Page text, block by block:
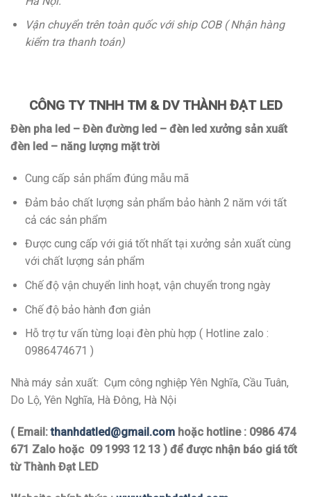
Vận chuyển trên toàn quốc với ship COB ( Nhận hàng
kiểm tra thanh toán)
CÔNG TY TNHH TM & DV THÀNH ĐẠT LED
Đèn pha led – Đèn đường led – đèn led xưởng sản xuất
đèn led – năng lượng mặt trời
Cung cấp sản phẩm đúng mẫu mã
Đảm bảo chất lượng sản phẩm bảo hành 2 năm với tất
cả các sản phẩm
Được cung cấp với giá tốt nhất tại xưởng sản xuất cùng
với chất lượng sản phẩm
Chế độ vận chuyển linh hoạt, vận chuyển trong ngày
Chế độ bảo hành đơn giản
Hỗ trợ tư vấn từng loại đèn phù hợp ( Hotline zalo :
0986474671 )
Nhà máy sản xuất: Cụm công nghiệp Yên Nghĩa, Cầu Tuân,
Do Lộ, Yên Nghĩa, Hà Đông, Hà Nội
( Email:thanhdatled@gmail.com hoặc hotline : 0986 474
671 Zalo hoặc 09 1993 12 13 ) để được nhận báo giá tốt
từ Thành Đạt LED